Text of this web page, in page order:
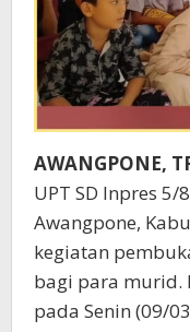
AWANGPONE,
UPT SD Inpres 5/
Awangpone,
kegiatan
bagi para murid.
pada Senin (09/